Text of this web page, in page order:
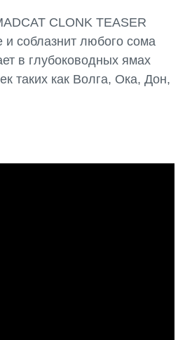
CLONK TEASER
и соблазнит любого сома
в глубоководных ямах
таких как Волга, Ока, Дон,